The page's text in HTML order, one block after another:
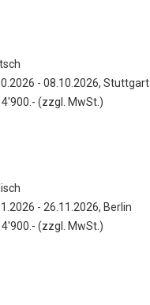
- 08.10.2026, Stuttgart
4'900.- (zzgl. MwSt.)
- 26.11.2026, Berlin
4'900.- (zzgl. MwSt.)